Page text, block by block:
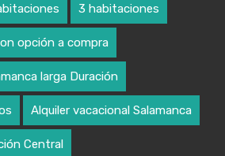
3 habitaciones
opción a compra
larga Duración
Alquiler vacacional Salamanca
Central